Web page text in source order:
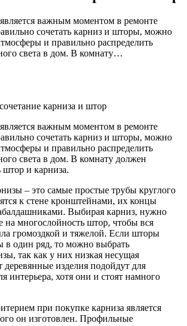
важным моментом в ремонте
сочетать карниз и шторы, можно
и правильно распределить
света в дом. В комнату…
карниза и штор
важным моментом в ремонте
сочетать карниз и шторы, можно
и правильно распределить
света в дом. В комнату должен
штор и карниза.
– это самые простые трубы круглого
к стене кронштейнами, их концы
Выбирая карниз, нужно
на многослойность штор, чтобы вся
громоздкой и тяжелой. Если шторы
в один ряд, то можно выбрать
так как у них низкая несущая
деревянные изделия подойдут для
интерьера, хотя они и стоят намного
при покупке карниза является
он изготовлен. Профильные